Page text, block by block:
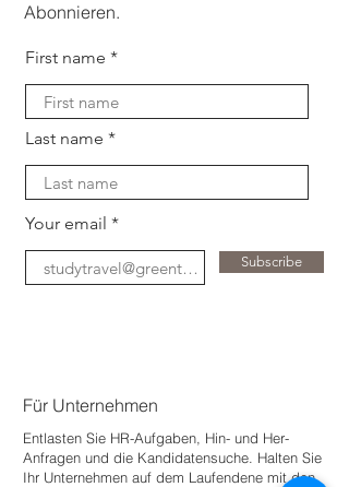
Abonnieren.
First name
Last name
Your email
Subscribe
Für Unternehmen
Entlasten Sie HR-Aufgaben, Hin- und Her-
Anfragen und die Kandidatensuche. Halten Sie
Ihr Unternehmen auf dem Laufendene mit den